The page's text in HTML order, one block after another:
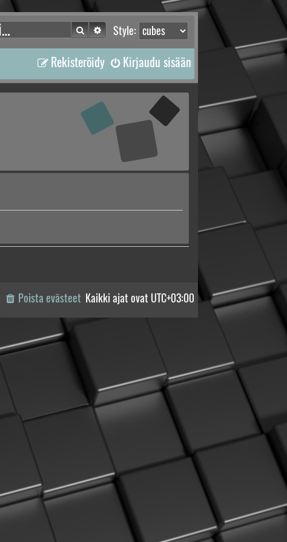
Style:
Etsi Tarkennettu haku
Kirjaudu sisään
Rekisteröidy
Kaikki ajat ovat UTC+03:00
Poista evästeet